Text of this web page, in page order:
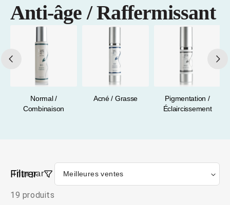
Anti-âge / Raffermissant
Normal /
Combinaison
Acné / Grasse
Pigmentation /
Éclaircissement
19 produits
Trier par :
Filtrer